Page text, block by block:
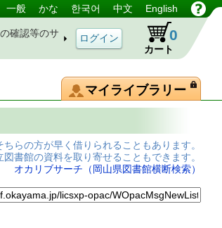
一般 かな 한국어 中文 English
確認等のサ
カート
0
マイライブラリー
らの方が早く借りられることもあります。
書館の資料を取り寄せることもできます。
オカリブサーチ（岡山県図書館横断検索）